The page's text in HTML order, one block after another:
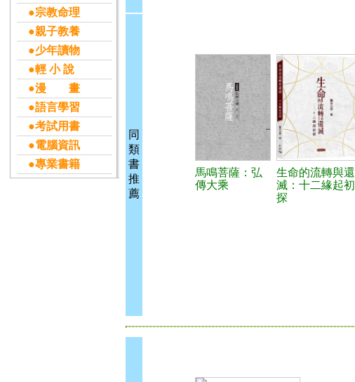
●宗教命理
●親子教養
●少年讀物
●輕 小 說
●漫 畫
●語言學習
●考試用書
●電腦資訊
●專業書籍
同
類
書
推
薦
馬鳴菩薩：弘
傳大乘
生命的流轉與還
滅：十二緣起初
探